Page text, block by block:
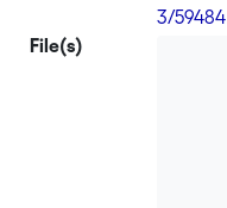
3/59484
File(s)